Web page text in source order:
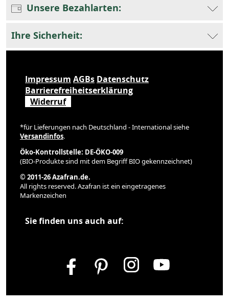
Unsere Bezahlarten:
Ihre Sicherheit:
Impressum AGBs Datenschutz
Barrierefreiheitserklärung
Widerruf
*für Lieferungen nach Deutschland - International siehe
Versandinfos.
Öko-Kontrollstelle: DE-ÖKO-009
(BIO-Produkte sind mit dem Begriff BIO gekennzeichnet)
© 2011-26 Azafran.de.
All rights reserved. Azafran ist ein eingetragenes
Markenzeichen
Sie finden uns auch auf: